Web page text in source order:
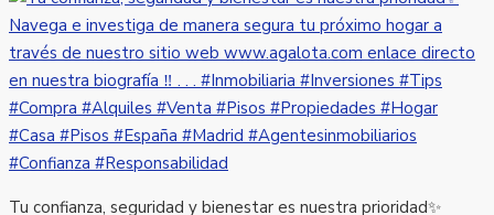
Tu confianza, seguridad y bienestar es nuestra prioridad✨